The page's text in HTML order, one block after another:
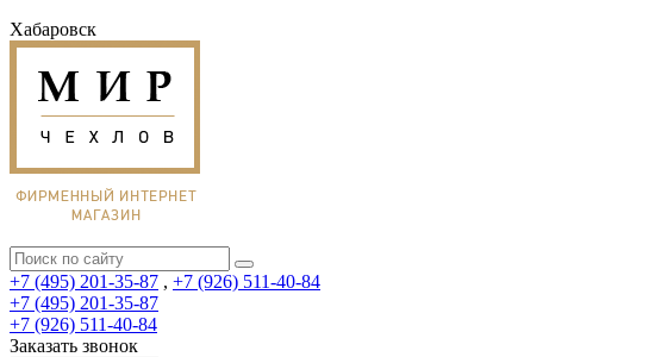
Хабаровск
+7 (495) 201-35-87 , +7 (926) 511-40-84
+7 (495) 201-35-87
+7 (926) 511-40-84
Заказать звонок